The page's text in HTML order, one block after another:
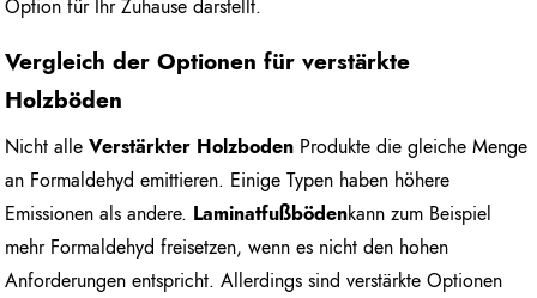
Option für Ihr Zuhause darstellt.
Vergleich der Optionen für verstärkte
Holzböden
Nicht alleVerstärkter Holzboden Produkte die gleiche Menge
an Formaldehyd emittieren. Einige Typen haben höhere
Emissionen als andere. Laminatfußbödenkann zum Beispiel
mehr Formaldehyd freisetzen, wenn es nicht den hohen
Anforderungen entspricht. Allerdings sind verstärkte Optionen